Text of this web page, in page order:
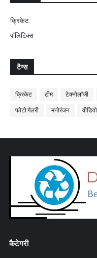
क्रिकेट
पॉलिटिक्स
टैग्स
क्रिकेट टीम टेक्नोलॉजी
फोटो गैलरी मनोरंजन वीडियो
कैटेगरी